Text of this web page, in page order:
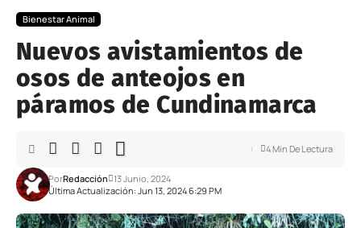
Bienestar Animal
Nuevos avistamientos de
osos de anteojos en
páramos de Cundinamarca
Última Actualización: Jun 13, 2024 6:29 PM
PorRedacción 13 Junio, 2024
4 Min De Lectura